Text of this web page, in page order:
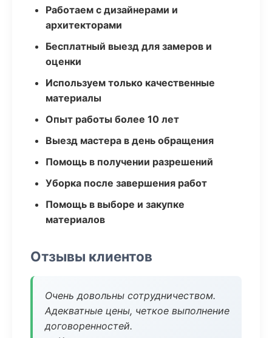
Работаем с дизайнерами и
архитекторами
Бесплатный выезд для замеров и
оценки
Используем только качественные
материалы
Опыт работы более 10 лет
Выезд мастера в день обращения
Помощь в получении разрешений
Уборка после завершения работ
Помощь в выборе и закупке
материалов
Отзывы клиентов
Очень довольны сотрудничеством.
Адекватные цены, четкое выполнение
договоренностей.